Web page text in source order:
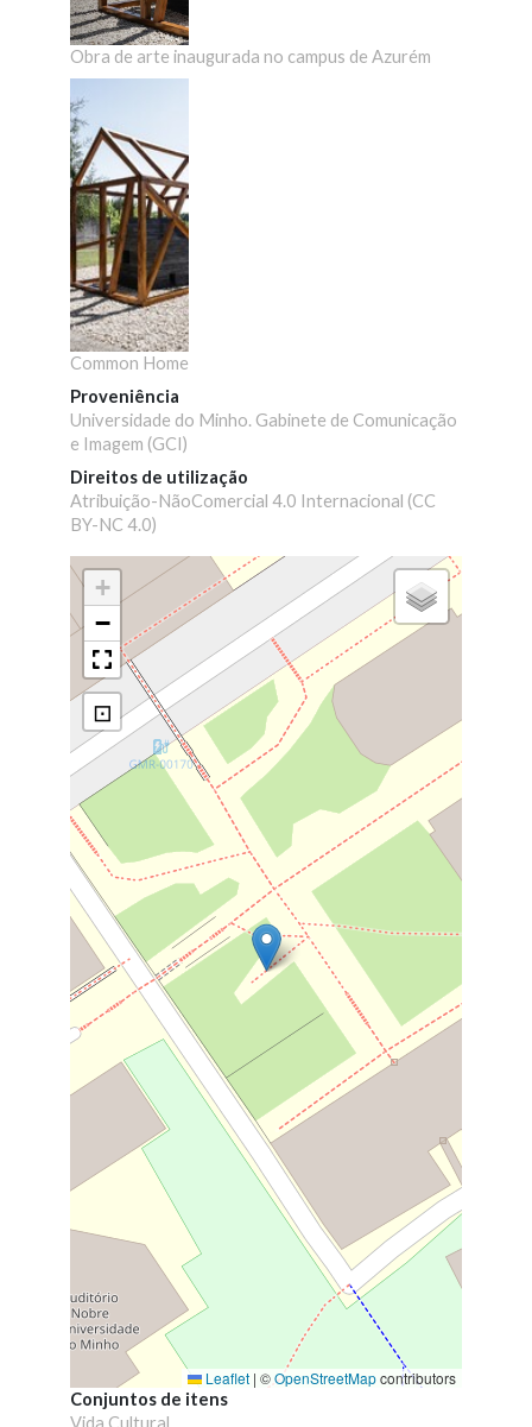
Obra de arte inaugurada no campus de Azurém
Common Home
Proveniência
Universidade do Minho. Gabinete de Comunicação
e Imagem (GCI)
Direitos de utilização
Atribuição-NãoComercial 4.0 Internacional (CC
BY-NC 4.0)
+
−
⊡
Leaflet | ©OpenStreetMapcontributors
Conjuntos de itens